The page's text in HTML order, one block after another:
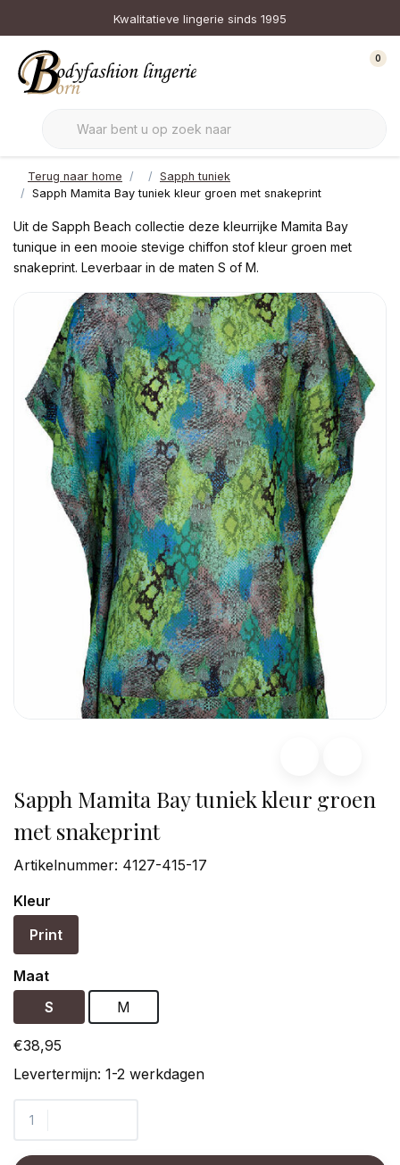
Kwalitatieve lingerie sinds 1995
0
Terug naar home
Sapph tuniek
Sapph Mamita Bay tuniek kleur groen met snakeprint
Uit de Sapph Beach collectie deze kleurrijke Mamita Bay
tunique in een mooie stevige chiffon stof kleur groen met
snakeprint. Leverbaar in de maten S of M.
Sapph Mamita Bay tuniek kleur groen
met snakeprint
Artikelnummer: 4127-415-17
Kleur
Print
Maat
S
M
€38,95
Levertermijn: 1-2 werkdagen